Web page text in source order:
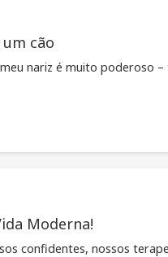
cão
nariz é muito poderoso –
Moderna!
confidentes, nossos